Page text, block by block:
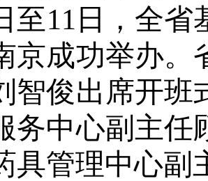
至11 日，全省
京成功举办。
智俊出席开班
务中心副主
具管理中心副